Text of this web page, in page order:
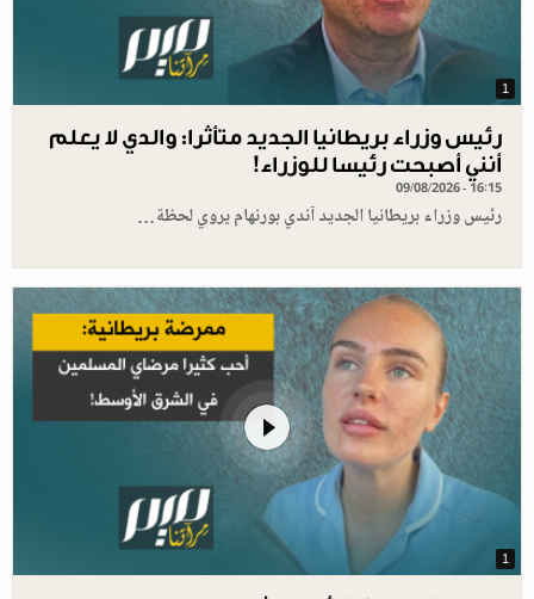
1
رئيس وزراء بريطانيا الجديد متأثرا: والدي لا يعلم
أنني أصبحت رئيسا للوزراء!
09/08/2026 - 16:15
رئيس وزراء بريطانيا الجديد آندي بورنهام يروي لحظة…
1